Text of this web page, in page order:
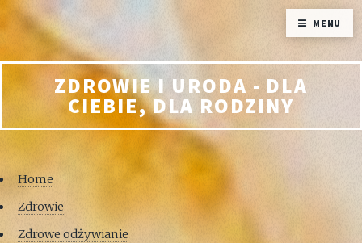
ZDROWIE I URODA - DLA
CIEBIE, DLA RODZINY
Home
Zdrowie
Zdrowe odżywianie
MENU